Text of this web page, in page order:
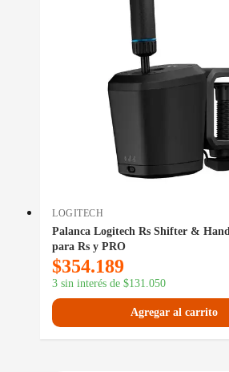
LOGITECH
Palanca Logitech Rs Shifter &
para Rs y PRO
$354.189
3 sin interés de $131.050
Agregar al carrito